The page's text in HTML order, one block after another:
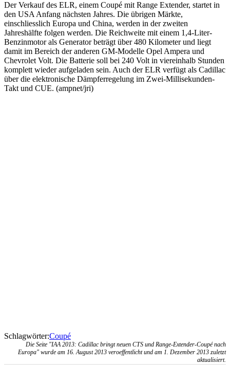
Der Verkauf des ELR, einem Coupé mit Range Extender, startet in
den USA Anfang nächsten Jahres. Die übrigen Märkte,
einschliesslich Europa und China, werden in der zweiten
Jahreshälfte folgen werden. Die Reichweite mit einem 1,4-Liter-
Benzinmotor als Generator beträgt über 480 Kilometer und liegt
damit im Bereich der anderen GM-Modelle Opel Ampera und
Chevrolet Volt. Die Batterie soll bei 240 Volt in viereinhalb Stunden
komplett wieder aufgeladen sein. Auch der ELR verfügt als Cadillac
über die elektronische Dämpferregelung im Zwei-Millisekunden-
Takt und CUE. (ampnet/jri)
Schlagwörter:Coupé
Die Seite "IAA 2013: Cadillac bringt neuen CTS und Range-Extender-Coupé nach
Europa" wurde am 16. August 2013 veroeffentlicht und am 1. Dezember 2013 zuletzt
aktualisiert.